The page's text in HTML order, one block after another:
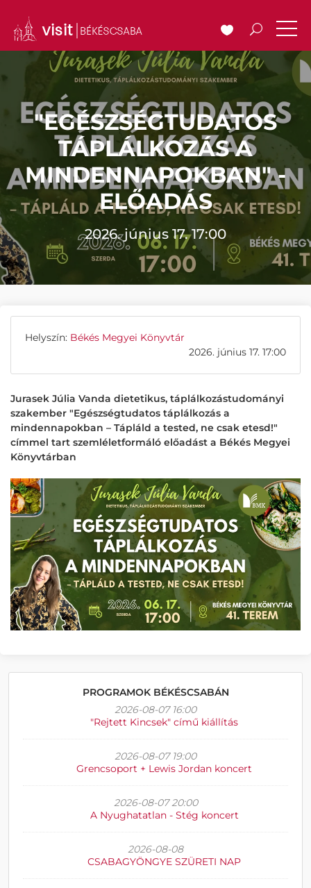
"EGÉSZSÉGTUDATOS
TÁPLÁLKOZÁS A
MINDENNAPOKBAN" -
ELŐADÁS
2026. június 17. 17:00
Helyszín: Békés Megyei Könyvtár
2026. június 17. 17:00
Jurasek Júlia Vanda dietetikus, táplálkozástudományi
szakember "Egészségtudatos táplálkozás a
mindennapokban – Tápláld a tested, ne csak etesd!"
címmel tart szemléletformáló előadást a Békés Megyei
Könyvtárban
PROGRAMOK BÉKÉSCSABÁN
2026-08-07 16:00
"Rejtett Kincsek" című kiállítás
2026-08-07 19:00
Grencsoport + Lewis Jordan koncert
2026-08-07 20:00
A Nyughatatlan - Stég koncert
2026-08-08
CSABAGYÖNGYE SZÜRETI NAP